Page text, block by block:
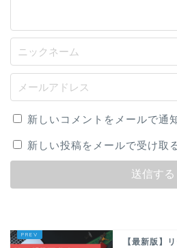
新しいコメントをメールで通
新しい投稿をメールで受け取
【最新版】